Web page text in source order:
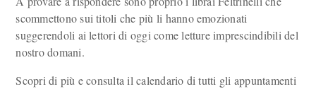
scommettono sui titoli che più li hanno emozionati
suggerendoli ai lettori di oggi come letture imprescindibili del
nostro domani.
Scopri di più e consulta il calendario di tutti gli appuntamenti